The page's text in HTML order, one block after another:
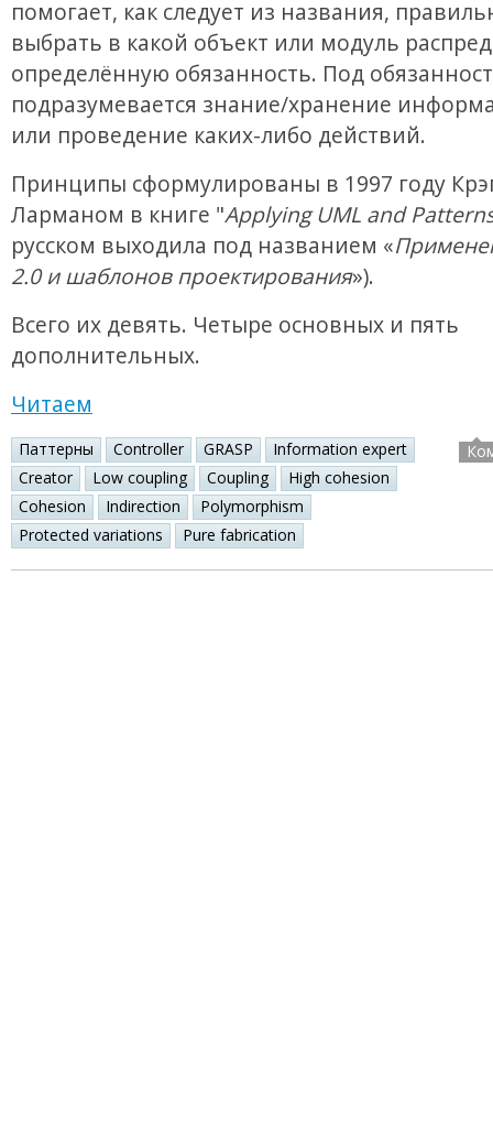
помогает, как следует из названия,
выбрать в какой объект или модуль
определённую обязанность. Под
подразумевается знание/хранение
или проведение каких-либо действий.
Принципы сформулированы в 1997 году
Ларманом в книге "Applying UML and
русском выходила под названием «
2.0 и шаблонов проектирования»).
Всего их девять. Четыре основных и пять
дополнительных.
Читаем
Паттерны Controller GRASP
Information expert
Creator
Low coupling Coupling
High cohesion
Cohesion
Indirection
Polymorphism
Protected variations
Pure fabrication